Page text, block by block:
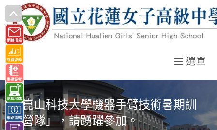
跳
轉
至
主
要
內
容
選單
「崑山科技大學機器手臂技術暑期訓
練營隊」，請踴躍參加。